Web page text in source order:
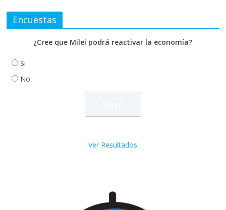
Encuestas
¿Cree que Milei podrá reactivar la economía?
Si
No
Ver Resultados